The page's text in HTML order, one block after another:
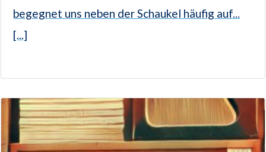
begegnet uns neben der Schaukel häufig auf...
[...]